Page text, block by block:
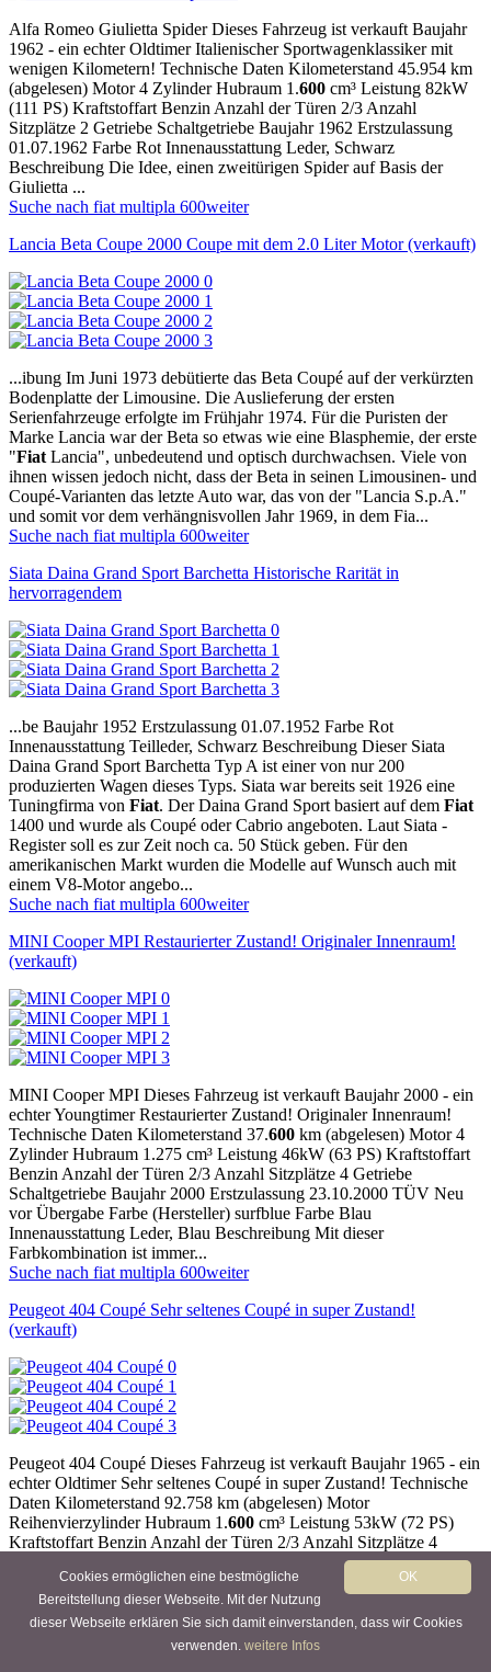
Alfa Romeo Giulietta Spider Dieses Fahrzeug ist verkauft Baujahr
1962 - ein echter Oldtimer Italienischer Sportwagenklassiker mit
wenigen Kilometern! Technische Daten Kilometerstand 45.954 km
(abgelesen) Motor 4 Zylinder Hubraum 1.600 cm³ Leistung 82kW
(111 PS) Kraftstoffart Benzin Anzahl der Türen 2/3 Anzahl
Sitzplätze 2 Getriebe Schaltgetriebe Baujahr 1962 Erstzulassung
01.07.1962 Farbe Rot Innenausstattung Leder, Schwarz
Beschreibung Die Idee, einen zweitürigen Spider auf Basis der
Giulietta ...
Suche nach fiat multipla 600weiter
Lancia Beta Coupe 2000 Coupe mit dem 2.0 Liter Motor (verkauft)
...ibung Im Juni 1973 debütierte das Beta Coupé auf der verkürzten
Bodenplatte der Limousine. Die Auslieferung der ersten
Serienfahrzeuge erfolgte im Frühjahr 1974. Für die Puristen der
Marke Lancia war der Beta so etwas wie eine Blasphemie, der erste
"Fiat Lancia", unbedeutend und optisch durchwachsen. Viele von
ihnen wissen jedoch nicht, dass der Beta in seinen Limousinen- und
Coupé-Varianten das letzte Auto war, das von der "Lancia S.p.A."
und somit vor dem verhängnisvollen Jahr 1969, in dem Fia...
Suche nach fiat multipla 600weiter
Siata Daina Grand Sport Barchetta Historische Rarität in
hervorragendem
...be Baujahr 1952 Erstzulassung 01.07.1952 Farbe Rot
Innenausstattung Teilleder, Schwarz Beschreibung Dieser Siata
Daina Grand Sport Barchetta Typ A ist einer von nur 200
produzierten Wagen dieses Typs. Siata war bereits seit 1926 eine
Tuningfirma von Fiat. Der Daina Grand Sport basiert auf dem Fiat
1400 und wurde als Coupé oder Cabrio angeboten. Laut Siata -
Register soll es zur Zeit noch ca. 50 Stück geben. Für den
amerikanischen Markt wurden die Modelle auf Wunsch auch mit
einem V8-Motor angebo...
Suche nach fiat multipla 600weiter
MINI Cooper MPI Restaurierter Zustand! Originaler Innenraum!
(verkauft)
MINI Cooper MPI Dieses Fahrzeug ist verkauft Baujahr 2000 - ein
echter Youngtimer Restaurierter Zustand! Originaler Innenraum!
Technische Daten Kilometerstand 37.600 km (abgelesen) Motor 4
Zylinder Hubraum 1.275 cm³ Leistung 46kW (63 PS) Kraftstoffart
Benzin Anzahl der Türen 2/3 Anzahl Sitzplätze 4 Getriebe
Schaltgetriebe Baujahr 2000 Erstzulassung 23.10.2000 TÜV Neu
vor Übergabe Farbe (Hersteller) surfblue Farbe Blau
Innenausstattung Leder, Blau Beschreibung Mit dieser
Farbkombination ist immer...
Suche nach fiat multipla 600weiter
Peugeot 404 Coupé Sehr seltenes Coupé in super Zustand!
(verkauft)
Peugeot 404 Coupé Dieses Fahrzeug ist verkauft Baujahr 1965 - ein
echter Oldtimer Sehr seltenes Coupé in super Zustand! Technische
Daten Kilometerstand 92.758 km (abgelesen) Motor
Reihenvierzylinder Hubraum 1.600 cm³ Leistung 53kW (72 PS)
Kraftstoffart Benzin Anzahl der Türen 2/3 Anzahl Sitzplätze 4
Getriebe Schaltgetriebe Baujahr 1965 Erstzulassung 01.04.1965
TÜV Neu vor Übergabe Farbe Beige Innenausstattung Leder,
Schwarz Beschreibung Was gibt es besseres als die Kombination
von italienischem ...
Suche nach fiat multipla 600weiter
OK
Cookies ermöglichen eine bestmögliche
Bereitstellung dieser Webseite. Mit der Nutzung
dieser Webseite erklären Sie sich damit einverstanden, dass wir Cookies
verwenden. weitere Infos